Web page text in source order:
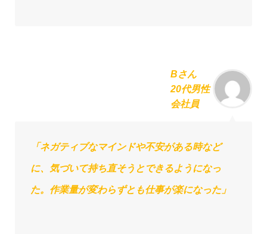
Bさん
20代男性
会社員
「ネガティブなマインドや不安がある時など
に、気づいて持ち直そうとできるようになっ
た。作業量が変わらずとも仕事が楽になった」